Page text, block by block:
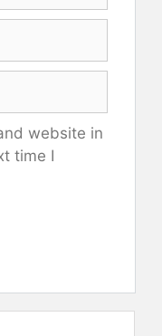
website in
time I